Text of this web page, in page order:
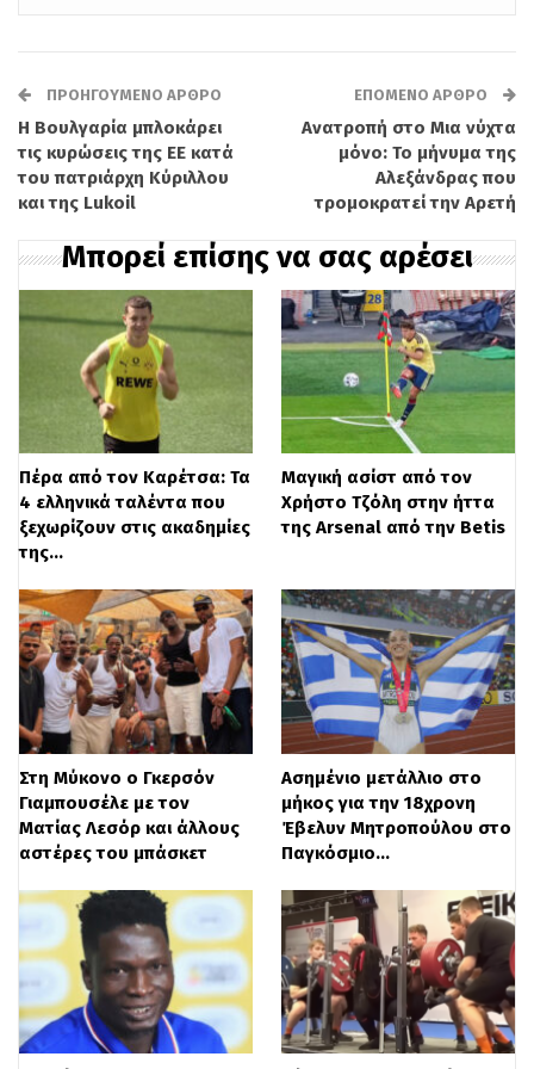
στο επιτελείο εντάσσεται ο Βασίλης
Δρούζας ως επικεφαλής απόδοσης του
PAO LAB και προπονητής αποκατάστασης,
ενώ τη θέση του δεύτερου προπονητή
τερματοφυλάκων αναλαμβάνει ο Γιώργος
Μουντάκης.
Ο Γιάκομπ Νίστρουπ έχει ήδη πιάσει
δουλειά στις εγκαταστάσεις της ομάδας,
ενώ η επίσημη παρουσίασή του από τη
διοίκηση της ΠΑΕ Παναθηναϊκός είναι
προγραμματισμένη για την Κυριακή, στις
ΠΡΟΗΓΟΎΜΕΝΟ ΆΡΘΡΟ
Η Βουλγαρία μπλοκάρει
τις κυρώσεις της ΕΕ κατά
του πατριάρχη Κύριλλου
και της Lukoil
ΕΠΌΜΕΝΟ ΆΡΘΡΟ
Ανατροπή στο Μια νύχτα
μόνο: Το μήνυμα της
Αλεξάνδρας που
τρομοκρατεί την Αρετή
Μπορεί επίσης να σας αρέσει
Πέρα από τον Καρέτσα: Τα
4 ελληνικά ταλέντα που
ξεχωρίζουν στις ακαδημίες
της…
Μαγική ασίστ από τον
Χρήστο Τζόλη στην ήττα
της Arsenal από την Betis
Στη Μύκονο ο Γκερσόν
Γιαμπουσέλε με τον
Ματίας Λεσόρ και άλλους
αστέρες του μπάσκετ
Ασημένιο μετάλλιο στο
μήκος για την 18χρονη
Έβελυν Μητροπούλου στο
Παγκόσμιο…